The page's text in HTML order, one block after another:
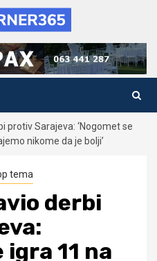
protiv Sarajeva: ‘Nogomet se
nikome da je bolji’
tema
derbi
igra 11 na